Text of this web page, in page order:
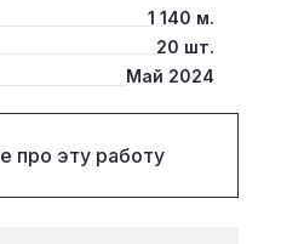
20 шт.
Май 2024
1 140 м.
про эту работу